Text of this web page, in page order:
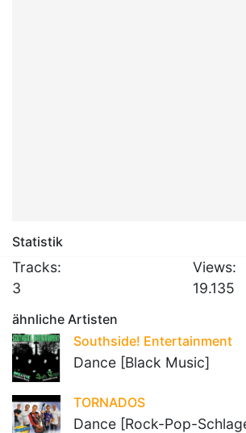
Statistik
Tracks:
3
Views:
19.135
ähnliche Artisten
Southside! Entertainment
Dance [Black Music]
TORNADOS
Dance [Rock-Pop-